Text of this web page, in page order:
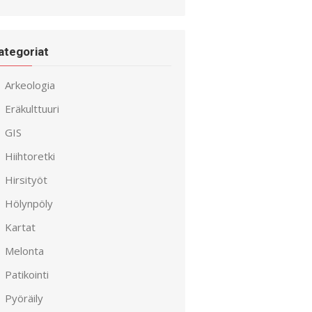
Arkeologia
Eräkulttuuri
GIS
Hiihtoretki
Hirsityöt
Hölynpöly
Kartat
Melonta
Patikointi
Pyöräily